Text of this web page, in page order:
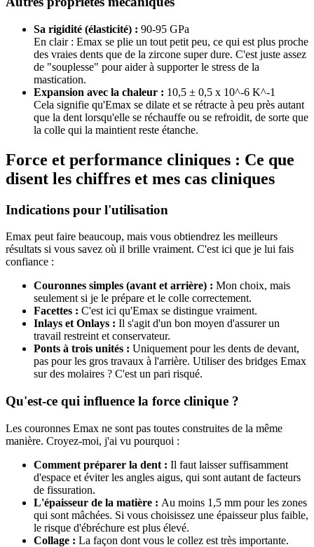
Sa rigidité (élasticité) : 90-95 GPa
En clair : Emax se plie un tout petit peu, ce qui est plus proche
des vraies dents que de la zircone super dure. C'est juste assez
de "souplesse" pour aider à supporter le stress de la
mastication.
Expansion avec la chaleur : 10,5 ± 0,5 x 10^-6 K^-1
Cela signifie qu'Emax se dilate et se rétracte à peu près autant
que la dent lorsqu'elle se réchauffe ou se refroidit, de sorte que
la colle qui la maintient reste étanche.
Force et performance cliniques : Ce que
disent les chiffres et mes cas cliniques
Indications pour l'utilisation
Emax peut faire beaucoup, mais vous obtiendrez les meilleurs
résultats si vous savez où il brille vraiment. C'est ici que je lui fais
confiance :
Couronnes simples (avant et arrière) : Mon choix, mais
seulement si je le prépare et le colle correctement.
Facettes : C'est ici qu'Emax se distingue vraiment.
Inlays et Onlays : Il s'agit d'un bon moyen d'assurer un
travail restreint et conservateur.
Ponts à trois unités : Uniquement pour les dents de devant,
pas pour les gros travaux à l'arrière. Utiliser des bridges Emax
sur des molaires ? C'est un pari risqué.
Qu'est-ce qui influence la force clinique ?
Les couronnes Emax ne sont pas toutes construites de la même
manière. Croyez-moi, j'ai vu pourquoi :
Comment préparer la dent : Il faut laisser suffisamment
d'espace et éviter les angles aigus, qui sont autant de facteurs
de fissuration.
L'épaisseur de la matière : Au moins 1,5 mm pour les zones
qui sont mâchées. Si vous choisissez une épaisseur plus faible,
le risque d'ébréchure est plus élevé.
Collage : La façon dont vous le collez est très importante.